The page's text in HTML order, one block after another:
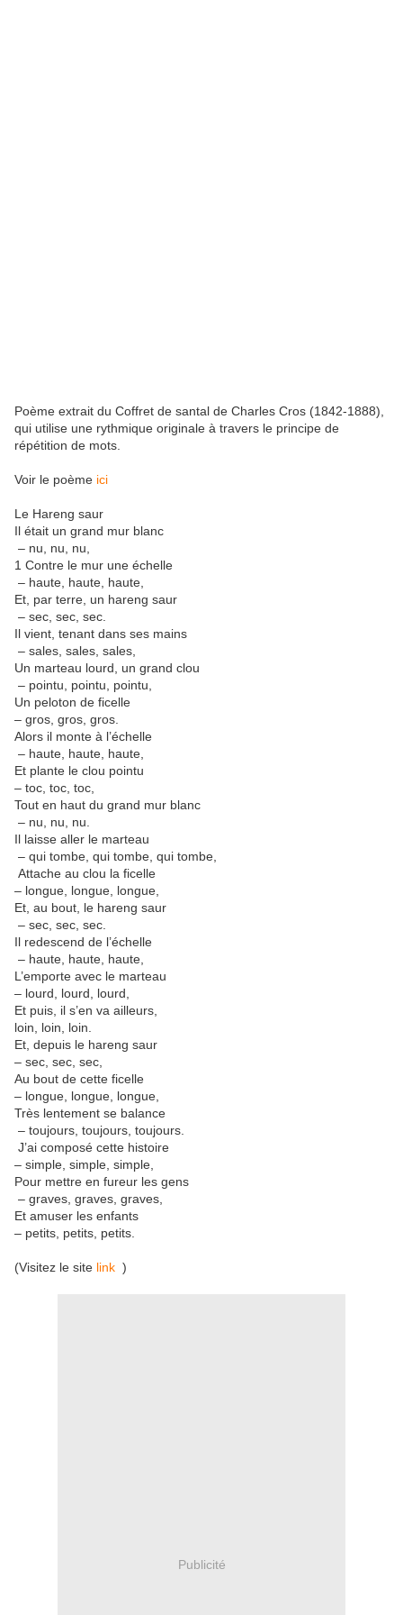
Poème extrait du Coffret de santal de Charles Cros (1842-1888),
qui utilise une rythmique originale à travers le principe de
répétition de mots.
Voir le poème ici
Le Hareng saur
Il était un grand mur blanc
– nu, nu, nu,
1 Contre le mur une échelle
– haute, haute, haute,
Et, par terre, un hareng saur
– sec, sec, sec.
Il vient, tenant dans ses mains
– sales, sales, sales,
Un marteau lourd, un grand clou
– pointu, pointu, pointu,
Un peloton de ficelle
– gros, gros, gros.
Alors il monte à l’échelle
– haute, haute, haute,
Et plante le clou pointu
– toc, toc, toc,
Tout en haut du grand mur blanc
– nu, nu, nu.
Il laisse aller le marteau
– qui tombe, qui tombe, qui tombe,
Attache au clou la ficelle
– longue, longue, longue,
Et, au bout, le hareng saur
– sec, sec, sec.
Il redescend de l’échelle
– haute, haute, haute,
L’emporte avec le marteau
– lourd, lourd, lourd,
Et puis, il s’en va ailleurs,
loin, loin, loin.
Et, depuis le hareng saur
– sec, sec, sec,
Au bout de cette ficelle
– longue, longue, longue,
Très lentement se balance
– toujours, toujours, toujours.
J’ai composé cette histoire
– simple, simple, simple,
Pour mettre en fureur les gens
– graves, graves, graves,
Et amuser les enfants
– petits, petits, petits.
(Visitez le site link )
Publicité